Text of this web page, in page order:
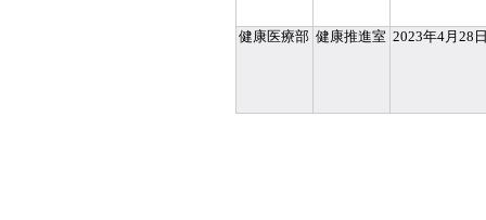
健康医療部 健康推進室 2023年4月28